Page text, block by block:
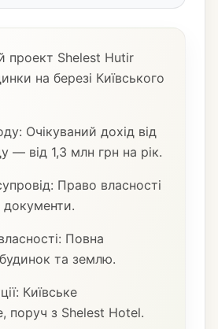
проект Shelest Hutir
на березі Київського
Очікуваний дохід від
— від 1,3 млн грн на рік.
Право власності
документи.
Повна
та землю.
Київське
поруч з Shelest Hotel.